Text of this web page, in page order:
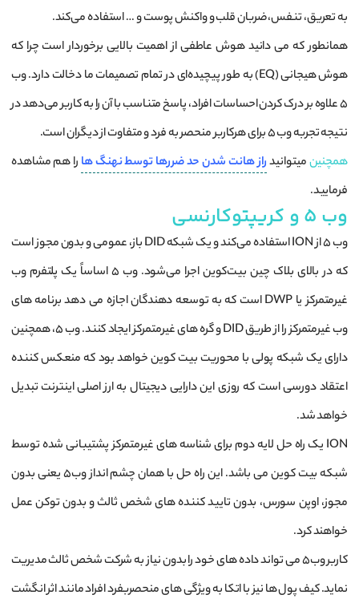
به تعریق، تنفس، ضربان قلب و واکنش پوست و … استفاده می‌کند.
همانطور که می دانید هوش عاطفی از اهمیت بالایی برخوردار است چرا که
هوش هیجانی (EQ) به طور پیچیده‌ای در تمام تصمیمات ما دخالت دارد. وب
5 علاوه بر درک کردن احساسات افراد، پاسخ متناسب با آن را به کاربر می‌دهد در
نتیجه تجربه وب 5 برای هرکاربر منحصر به ‌فرد و متفاوت از دیگران است.
همچنینمیتوانیدراز هانت شدن حد ضررها توسط نهنگ ها را هم مشاهده
فرمایید.
وب 5 و کریپتوکارنسی
وب 5 از ION استفاده می‌کند و یک شبکه DID باز، عمومی و بدون مجوز است
که در بالای بلاک چین بیت‌کوین اجرا می‌شود. وب 5 اساساً یک پلتفرم وب
غیرمتمرکز یا DWP است که به توسعه دهندگان اجازه می دهد برنامه های
وب غیرمتمرکز را از طریق DID و گره های غیرمتمرکز ایجاد کنند. وب 5، همچنین
دارای یک شبکه پولی با محوریت بیت کوین خواهد بود که منعکس کننده
اعتقاد دورسی است که روزی این دارایی دیجیتال به ارز اصلی اینترنت تبدیل
خواهد شد.
ION یک راه حل لایه دوم برای شناسه ‌های غیرمتمرکز پشتیبانی شده توسط
شبکه بیت کوین می باشد. این راه حل با همان چشم انداز وب5 یعنی بدون
مجوز، اوپن سورس، بدون تایید کننده های شخص ثالث و بدون توکن عمل
خواهند کرد.
کاربر وب5 می ‌تواند داده ‌های خود را بدون نیاز به شرکت شخص ثالث مدیریت
نماید. کیف پول ‌ها نیز با اتکا به ویژگی های منحصربفرد افراد مانند اثر انگشت